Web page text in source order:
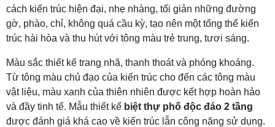
cách kiến trúc hiện đại, nhẹ nhàng, tối giản những đường
gờ, phào, chỉ, không quá cầu kỳ, tạo nên một tổng thể kiến
trúc hài hòa và thu hút với tông màu trẻ trung, tươi sáng.
Màu sắc thiết kế trang nhã, thanh thoát và phóng khoáng.
Từ tông màu chủ đạo của kiến trúc cho đến các tông màu
vật liệu, màu xanh của thiên nhiên được kết hợp hoàn hảo
và đầy tinh tế. Mẫu thiết kế biệt thự phố độc đáo 2 tầng
được đánh giá khá cao về kiến trúc lẫn công năng sử dụng.